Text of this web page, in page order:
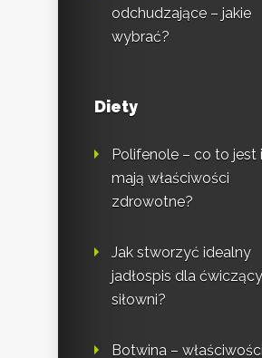
odchudzające – jakie
wybrać?
Diety
Polifenole – co to jest
mają właściwości
zdrowotne?
Jak stworzyć idealny
jadłospis dla
siłowni?
Botwina – właściwości